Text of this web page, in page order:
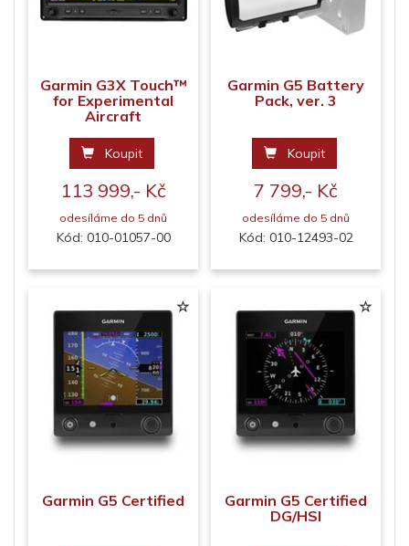
Garmin G3X Touch™
for Experimental
Aircraft
Koupit
113 999,- Kč
odesíláme do 5 dnů
Kód: 010-01057-00
Garmin G5 Battery
Pack, ver. 3
Koupit
7 799,- Kč
odesíláme do 5 dnů
Kód: 010-12493-02
Garmin G5 Certified
Garmin G5 Certified
DG/HSI